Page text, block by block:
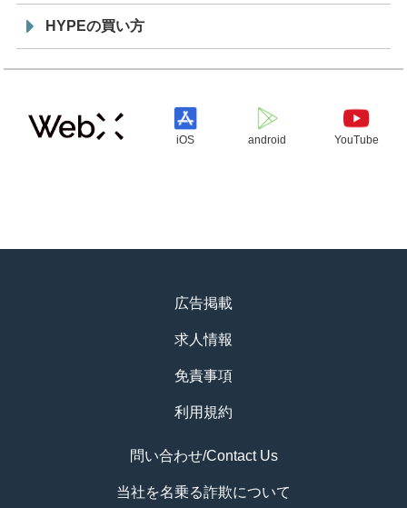
HYPEの買い方
iOS android YouTube
広告掲載
求人情報
免責事項
利用規約
問い合わせ/Contact Us
当社を名乗る詐欺について